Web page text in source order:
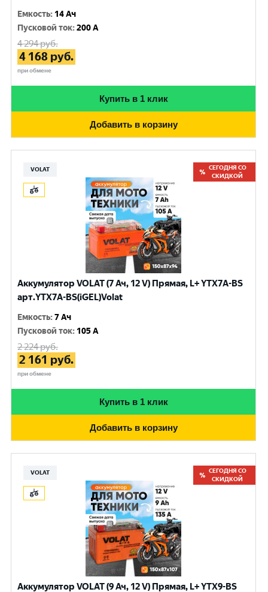
Емкость: 14 Ач
Пусковой ток:200 A
4 294руб.
4 168 руб.
при обмене
Купить в 1 клик
Добавить в корзину
VOLAT
СЕГОДНЯ СО
СКИДКОЙ
Аккумулятор VOLAT (7 Ач, 12 V) Прямая, L+ YTX7A-BS
арт.YTX7A-BS(iGEL)Volat
Емкость:7 Ач
Пусковой ток: 105 A
2 224руб.
2 161 руб.
при обмене
Купить в 1 клик
Добавить в корзину
VOLAT
СЕГОДНЯ СО
СКИДКОЙ
Аккумулятор VOLAT (9 Ач, 12 V) Прямая, L+ YTX9-BS